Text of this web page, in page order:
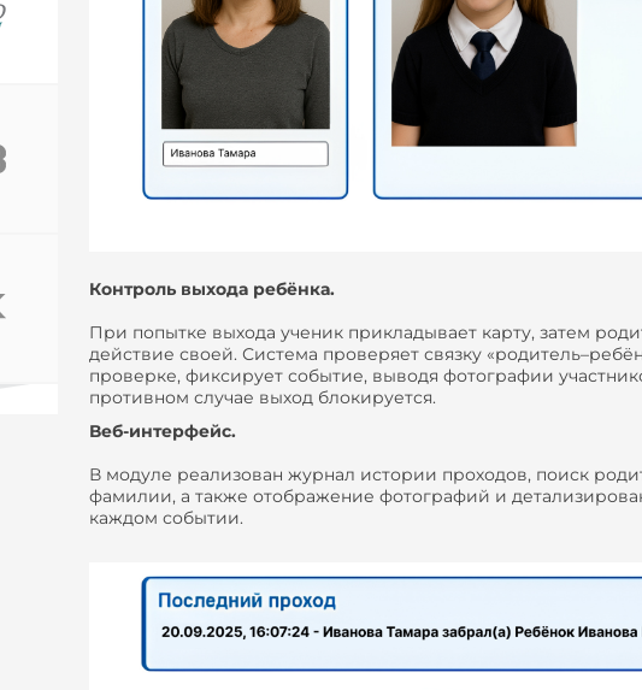
Контроль выхода ребёнка.
При попытке выхода ученик прикладывает карту, затем
действие своей. Система проверяет связку
проверке, фиксирует событие, выводя фотографии
противном случае выход блокируется.
Веб-интерфейс.
В модуле реализован журнал истории проходов, поиск
фамилии, а также отображение фотографий и
каждом событии.